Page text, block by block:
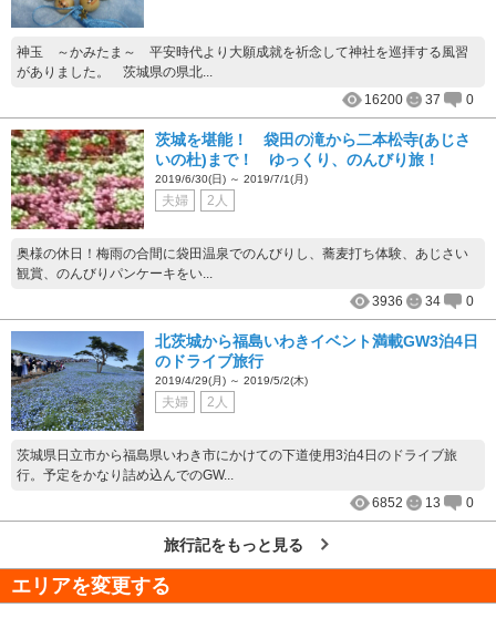
神玉 ～かみたま～ 平安時代より大願成就を祈念して神社を巡拝する風習
がありました。 茨城県の県北...
16200
37 0
茨城を堪能！ 袋田の滝から二本松寺(あじさ
いの杜)まで！ ゆっくり、のんびり旅！
2019/6/30(日) ～ 2019/7/1(月)
夫婦 2人
奥様の休日！梅雨の合間に袋田温泉でのんびりし、蕎麦打ち体験、あじさい
観賞、のんびりパンケーキをい...
3936
34 0
北茨城から福島いわきイベント満載GW3泊4日
のドライブ旅行
2019/4/29(月) ～ 2019/5/2(木)
夫婦 2人
茨城県日立市から福島県いわき市にかけての下道使用3泊4日のドライブ旅
行。予定をかなり詰め込んでのGW...
6852
13 0
旅行記をもっと見る
エリアを変更する